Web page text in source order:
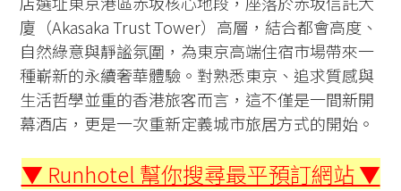
廈（Akasaka Trust Tower）高層，結合都會高度、
自然綠意與靜謐氛圍，為東京高端住宿市場帶來一
種嶄新的永續奢華體驗。對熟悉東京、追求質感與
生活哲學並重的香港旅客而言，這不僅是一間新開
幕酒店，更是一次重新定義城市旅居方式的開始。
▼ Runhotel 幫你搜尋最平預訂網站 ▼